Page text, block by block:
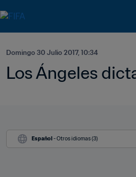
Domingo 30 Julio 2017, 10:34
Los Ángeles
Español - Otros idiomas (3)